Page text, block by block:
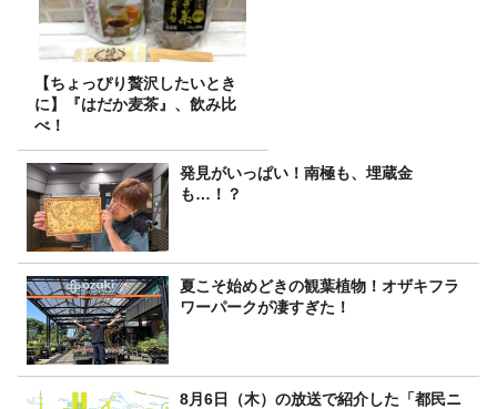
【ちょっぴり贅沢したいとき
に】『はだか麦茶』、飲み比
べ！
発見がいっぱい！南極も、埋蔵金
も…！？
夏こそ始めどきの観葉植物！オザキフラ
ワーパークが凄すぎた！
8月6日（木）の放送で紹介した「都民ニ